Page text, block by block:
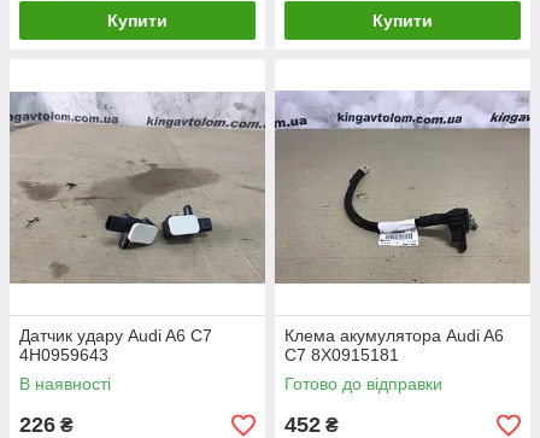
Купити Купити
Датчик удару Audi A6 C7
4H0959643
В наявності
226 ₴
Клема акумулятора Audi A6
C7 8X0915181
Готово до відправки
452 ₴